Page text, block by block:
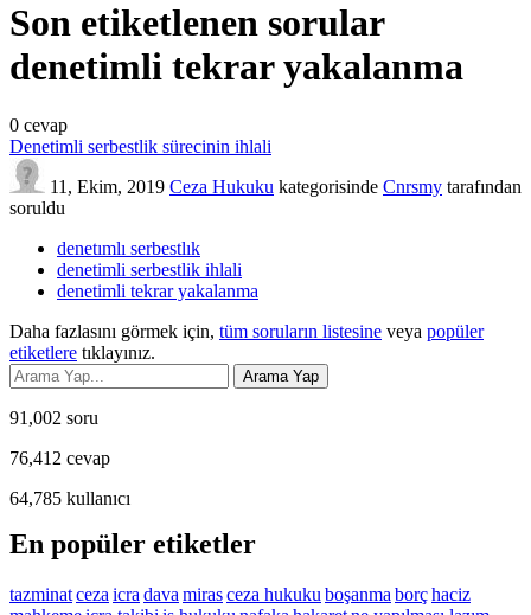
Son etiketlenen sorular
denetimli tekrar yakalanma
0 cevap
Denetimli serbestlik sürecinin ihlali
11, Ekim, 2019 Ceza Hukuku kategorisinde Cnrsmy tarafından
soruldu
denetımlı serbestlık
denetimli serbestlik ihlali
denetimli tekrar yakalanma
Daha fazlasını görmek için, tüm soruların listesine veya popüler
etiketlere tıklayınız.
91,002 soru
76,412 cevap
64,785 kullanıcı
En popüler etiketler
tazminatceza icra dava mirasceza hukuku boşanma borçhaciz